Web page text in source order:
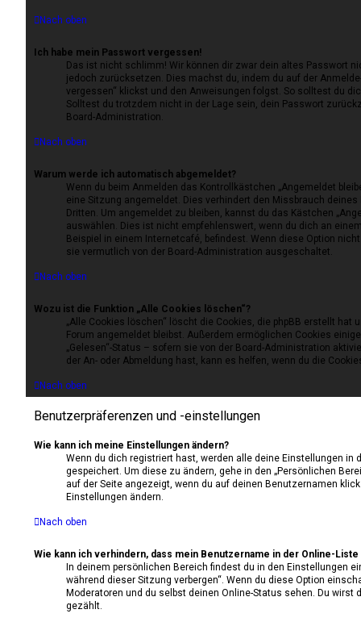
Nach oben
Ich habe mein Passwort vergessen!
Das ist nicht schlimm! Wir können dir zwar dein altes Passwort
jedoch zurücksetzen. Dies machst du, indem du auf der
vergessen“ klickst und den Anweisungen folgst. So solltest du
Solltest du trotzdem nicht in der Lage sein, dein Passwort
Board-Administration.
Nach oben
Warum werde ich automatisch abgemeldet?
Wenn du beim Anmelden das Kontrollkästchen „Angemeldet
eine Sitzung angemeldet. Dies verhindert den Missbrauch
Dritten. Um angemeldet zu bleiben, kannst du das Kästchen
auswählen. Dies ist nicht empfehlenswert, wenn du dich an
Beispiel in einem Internetcafé, befindest. Wenn diese Option
sie vermutlich von der Board-Administration ausgeschaltet.
Nach oben
Wozu ist die Funktion „Alle Cookies löschen“?
„Alle Cookies löschen“ löscht die Cookies, die phpBB erstellt hat
Forum angemeldet bleibst. Außerdem ermöglichen Cookies
„Gelesen“-Status – sofern sie von der Board-Administration
der An- oder Abmeldung hast, kann es helfen, wenn du die
Nach oben
Benutzerpräferenzen und -einstellungen
Wie kann ich meine Einstellungen ändern?
Wenn du dich registriert hast, werden alle deine Einstellungen in
gespeichert. Um diese zu ändern, gehe in den „Persönlichen
auf der Seite angezeigt, wenn du auf deinen Benutzernamen
Einstellungen ändern.
Nach oben
Wie kann ich verhindern, dass mein Benutzername in der Online-Liste
In deinem persönlichen Bereich findest du in den Einstellungen
während dieser Sitzung verbergen“. Wenn du diese Option
Moderatoren und du selbst deinen Online-Status sehen. Du wirst
gezählt.